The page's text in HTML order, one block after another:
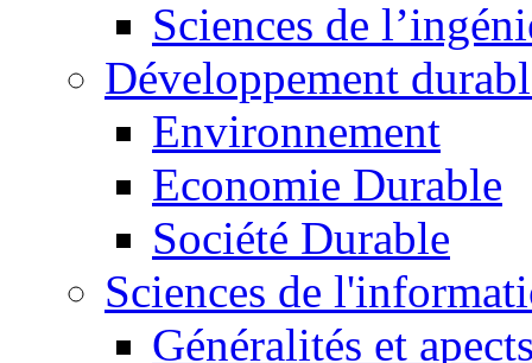
Sciences de
Développement
Environnement
Economie Durable
Société Durable
Sciences de
Généralités et